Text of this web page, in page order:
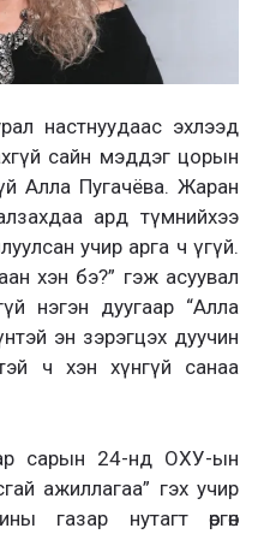
настнуудаас эхлээд
сайн мэддэг цорын
Алла Пугачёва. Жаран
ард түмнийхээ
учир арга ч үгүй.
хэн бэ?” гэж асуувал
нэгэн дуугаар “Алла
эн зэрэгцэх дуучин
ч хэн хүнгүй санаа
сарын 24-нд ОХУ-ын
ажиллагаа” гэх учир
газар нутагт өргөн